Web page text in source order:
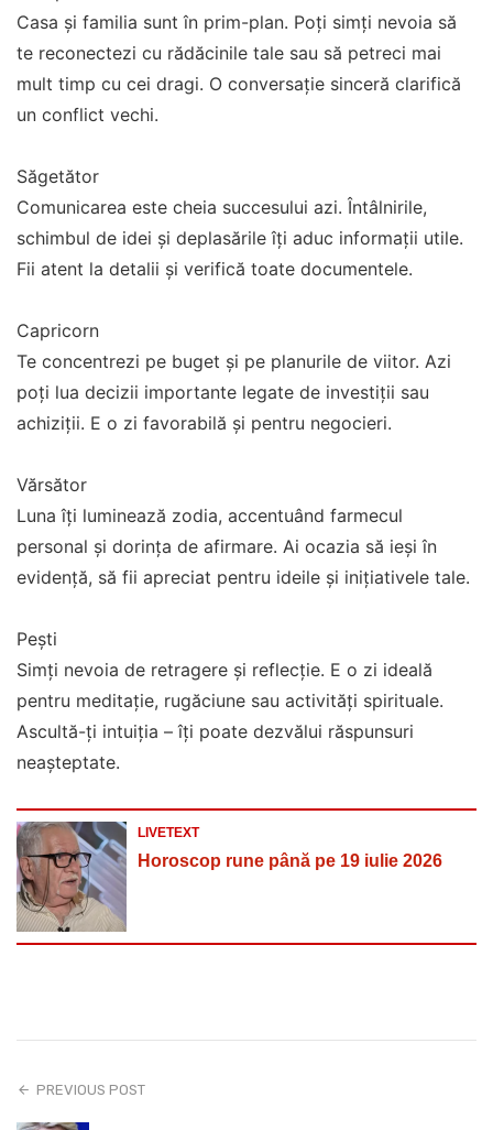
Casa și familia sunt în prim-plan. Poți simți nevoia să
te reconectezi cu rădăcinile tale sau să petreci mai
mult timp cu cei dragi. O conversație sinceră clarifică
un conflict vechi.
Săgetător
Comunicarea este cheia succesului azi. Întâlnirile,
schimbul de idei și deplasările îți aduc informații utile.
Fii atent la detalii și verifică toate documentele.
Capricorn
Te concentrezi pe buget și pe planurile de viitor. Azi
poți lua decizii importante legate de investiții sau
achiziții. E o zi favorabilă și pentru negocieri.
Vărsător
Luna îți luminează zodia, accentuând farmecul
personal și dorința de afirmare. Ai ocazia să ieși în
evidență, să fii apreciat pentru ideile și inițiativele tale.
Pești
Simți nevoia de retragere și reflecție. E o zi ideală
pentru meditație, rugăciune sau activități spirituale.
Ascultă-ți intuiția – îți poate dezvălui răspunsuri
neașteptate.
LIVETEXT
Horoscop rune până pe 19 iulie 2026
PREVIOUS POST